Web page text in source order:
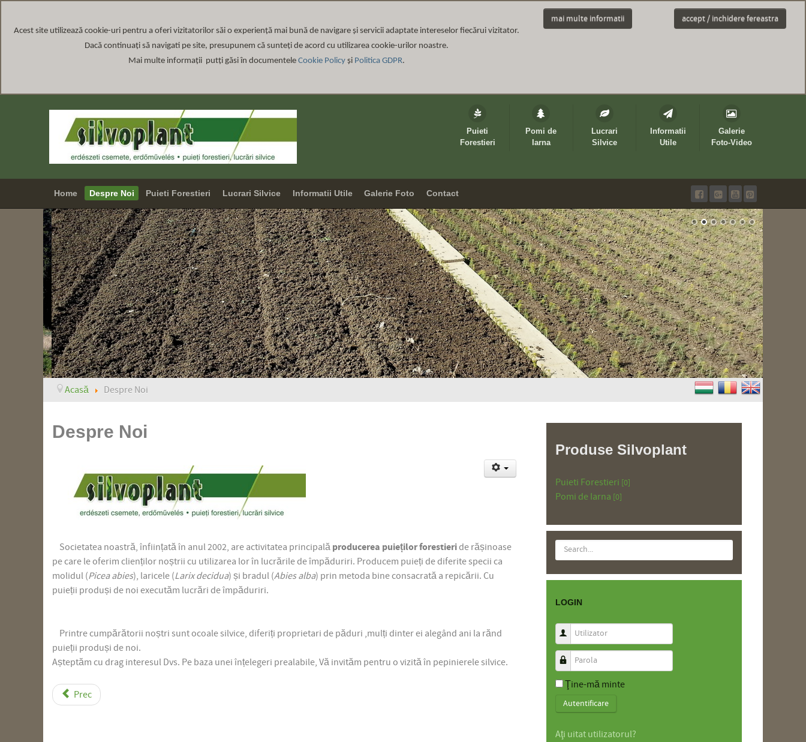
Acest site utilizează cookie-uri pentru a oferi vizitatorilor săi o experiență mai bună de navigare și servicii adaptate intereselor fiecărui vizitator.
Dacă continuați să navigati pe site, presupunem că sunteți de acord cu utilizarea cookie-urilor noastre.
Mai multe informații putți găsi în documentele Cookie Policy și Politica GDPR.
mai multe informatii accept / inchidere fereastra
Puieti
Forestieri
Pomi de
Iarna
Lucrari
Silvice
Informatii
Utile
Galerie
Foto-Video
Home Despre Noi Puieti Forestieri Lucrari Silvice Informatii Utile Galerie Foto Contact
Acasă Despre Noi
Despre Noi
Societatea noastră, înființată în anul 2002, are activitatea principală producerea puieților forestieride rășinoase
pe care le oferim clienților noștrii cu utilizarea lor în lucrările de împăduriri. Producem puieți de diferite specii ca
molidul (Picea abies), laricele (Larix decidua) și bradul (Abies alba) prin metoda bine consacrată a repicării. Cu
puieții produși de noi executăm lucrări de împăduriri.
Printre cumpărătorii noștri sunt ocoale silvice, diferiți proprietari de păduri ,mulți dinter ei alegând ani la rănd
puieții produși de noi.
Așteptăm cu drag interesul Dvs. Pe baza unei înțelegeri prealabile, Vă invităm pentru o vizită în pepinierele silvice.
Prec
Produse Silvoplant
Puieti Forestieri [0]
Pomi de Iarna [0]
LOGIN
Utilizator
Parola
Ţine-mă minte
Autentificare
Aţi uitat utilizatorul?